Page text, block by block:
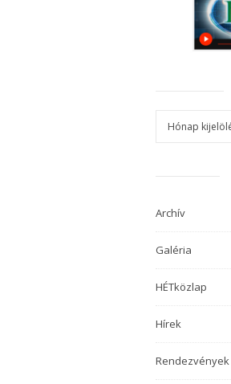
Archív
Galéria
HÉTközlap
Hírek
Rendezvények